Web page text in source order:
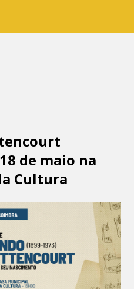
de maio na
Cultura